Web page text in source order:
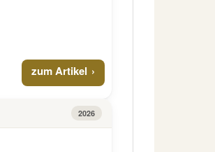
zum Artikel
2026